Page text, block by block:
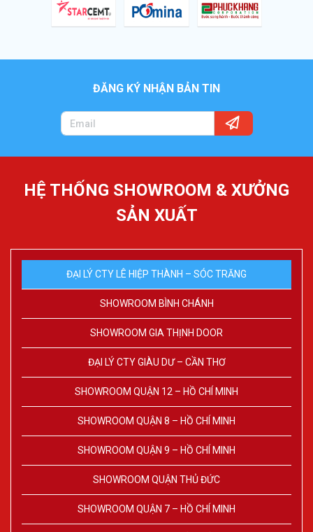
ĐĂNG KÝ NHẬN BẢN TIN
HỆ THỐNG SHOWROOM & XƯỞNG
SẢN XUẤT
ĐẠI LÝ CTY LÊ HIỆP THÀNH – SÓC TRĂNG
SHOWROOM BÌNH CHÁNH
SHOWROOM GIA THỊNH DOOR
ĐẠI LÝ CTY GIÀU DƯ – CẦN THƠ
SHOWROOM QUẬN 12 – HỒ CHÍ MINH
SHOWROOM QUẬN 8 – HỒ CHÍ MINH
SHOWROOM QUẬN 9 – HỒ CHÍ MINH
SHOWROOM QUẬN THỦ ĐỨC
SHOWROOM QUẬN 7 – HỒ CHÍ MINH